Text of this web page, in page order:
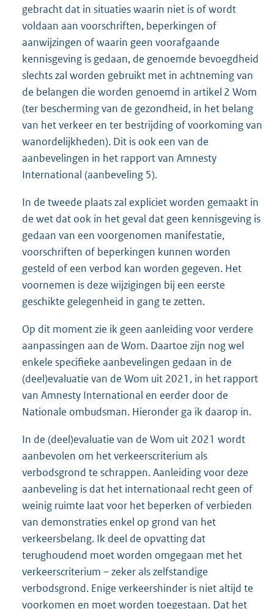
gebracht dat in situaties waarin niet is of wordt
voldaan aan voorschriften, beperkingen of
aanwijzingen of waarin geen voorafgaande
kennisgeving is gedaan, de genoemde bevoegdheid
slechts zal worden gebruikt met in achtneming van
de belangen die worden genoemd in artikel 2 Wom
(ter bescherming van de gezondheid, in het belang
van het verkeer en ter bestrijding of voorkoming van
wanordelijkheden). Dit is ook een van de
aanbevelingen in het rapport van Amnesty
International (aanbeveling 5).
In de tweede plaats zal expliciet worden gemaakt in
de wet dat ook in het geval dat geen kennisgeving is
gedaan van een voorgenomen manifestatie,
voorschriften of beperkingen kunnen worden
gesteld of een verbod kan worden gegeven. Het
voornemen is deze wijzigingen bij een eerste
geschikte gelegenheid in gang te zetten.
Op dit moment zie ik geen aanleiding voor verdere
aanpassingen aan de Wom. Daartoe zijn nog wel
enkele specifieke aanbevelingen gedaan in de
(deel)evaluatie van de Wom uit 2021, in het rapport
van Amnesty International en eerder door de
Nationale ombudsman. Hieronder ga ik daarop in.
In de (deel)evaluatie van de Wom uit 2021 wordt
aanbevolen om het verkeerscriterium als
verbodsgrond te schrappen. Aanleiding voor deze
aanbeveling is dat het internationaal recht geen of
weinig ruimte laat voor het beperken of verbieden
van demonstraties enkel op grond van het
verkeersbelang. Ik deel de opvatting dat
terughoudend moet worden omgegaan met het
verkeerscriterium – zeker als zelfstandige
verbodsgrond. Enige verkeershinder is niet altijd te
voorkomen en moet worden toegestaan. Dat het